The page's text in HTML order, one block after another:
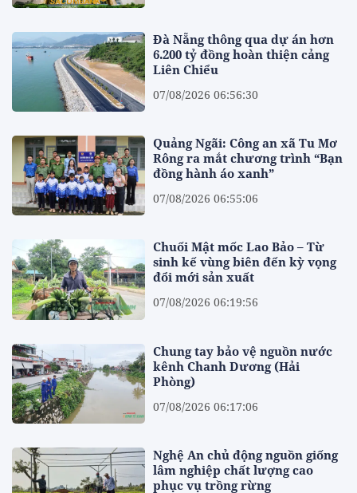
Đà Nẵng thông qua dự án hơn
6.200 tỷ đồng hoàn thiện cảng
Liên Chiểu
07/08/2026 06:56:30
Quảng Ngãi: Công an xã Tu Mơ
Rông ra mắt chương trình “Bạn
đồng hành áo xanh”
07/08/2026 06:55:06
Chuối Mật mốc Lao Bảo – Từ
sinh kế vùng biên đến kỳ vọng
đổi mới sản xuất
07/08/2026 06:19:56
Chung tay bảo vệ nguồn nước
kênh Chanh Dương (Hải
Phòng)
07/08/2026 06:17:06
Nghệ An chủ động nguồn giống
lâm nghiệp chất lượng cao
phục vụ trồng rừng